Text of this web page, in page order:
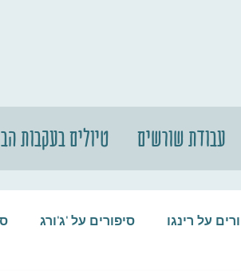
טיולים בעקבות עבודת שורשים
סיפורים על 'ג'ורג על רינגו